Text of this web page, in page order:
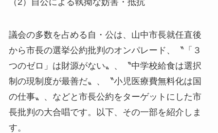
議会の多数を占める自・公は、山中市長就任直後
から市長の選挙公約批判のオンパレード、〝「３
つのゼロ」は財源がない〟、〝中学校給食は選択
制の現制度が最善だ〟、〝小児医療費無料化は国
の仕事〟、などと市長公約をターゲットにした市
長批判の大合唱です。以下、その一部を紹介しま
す。